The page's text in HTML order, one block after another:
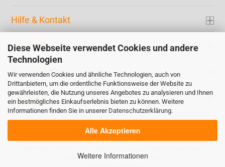
Diese Webseite verwendet Cookies und andere
Technologien
Wir verwenden Cookies und ähnliche Technologien, auch von
Drittanbietern, um die ordentliche Funktionsweise der Website zu
gewährleisten, die Nutzung unseres Angebotes zu analysieren und Ihnen
ein bestmögliches Einkaufserlebnis bieten zu können. Weitere
Informationen finden Sie in unserer Datenschutzerklärung.
Alle Akzeptieren
Weitere Informationen
Hilfe & Kontakt
Ihr Konto
Kontaktdaten
Zahlung
soweit nicht anders gekennzeichnet.